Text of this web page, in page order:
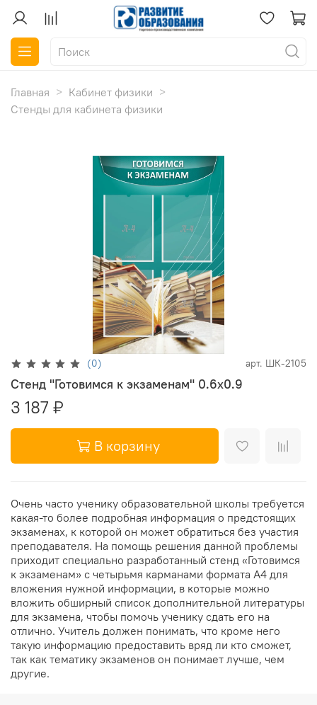
Главная
Кабинет физики
Стенды для кабинета физики
(0) арт. ШК-2105
Стенд "Готовимся к экзаменам" 0.6x0.9
3 187 ₽
В корзину
Очень часто ученику образовательной школы требуется
какая-то более подробная информация о предстоящих
экзаменах, к которой он может обратиться без участия
преподавателя. На помощь решения данной проблемы
приходит специально разработанный стенд «Готовимся
к экзаменам» с четырьмя карманами формата А4 для
вложения нужной информации, в которые можно
вложить обширный список дополнительной литературы
для экзамена, чтобы помочь ученику сдать его на
отлично. Учитель должен понимать, что кроме него
такую информацию предоставить вряд ли кто сможет,
так как тематику экзаменов он понимает лучше, чем
другие.